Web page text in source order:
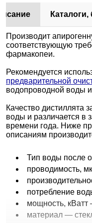
Производит
соответствующую
фармакопеи.
Рекомендуется
предварительной
водопроводной воды
Качество дистиллята
воды и различается в
времени года. Ниже
описаниям
Тип воды после
проводимость,
потребление
мощность, кВатт
материал —